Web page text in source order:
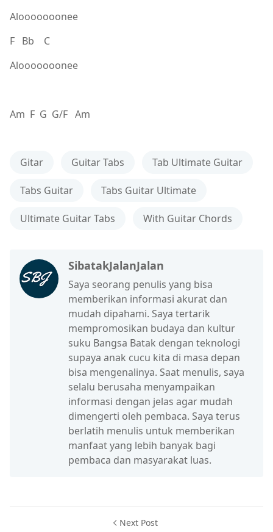
Alooooooonee
F Bb C
Alooooooonee
Am F G G/F Am
Gitar Guitar Tabs Tab Ultimate Guitar
Tabs Guitar Tabs Guitar Ultimate
Ultimate Guitar Tabs With Guitar Chords
SibatakJalanJalan
Saya seorang penulis yang bisa
memberikan informasi akurat dan
mudah dipahami. Saya tertarik
mempromosikan budaya dan kultur
suku Bangsa Batak dengan teknologi
supaya anak cucu kita di masa depan
bisa mengenalinya. Saat menulis, saya
selalu berusaha menyampaikan
informasi dengan jelas agar mudah
dimengerti oleh pembaca. Saya terus
berlatih menulis untuk memberikan
manfaat yang lebih banyak bagi
pembaca dan masyarakat luas.
Next Post